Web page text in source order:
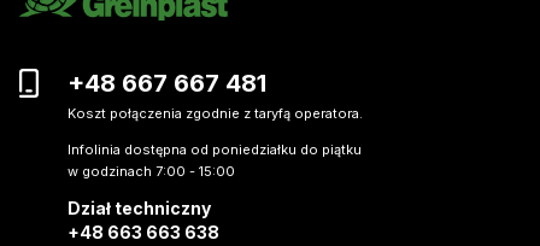
+48 667 667 481
Koszt połączenia zgodnie z taryfą operatora.
Infolinia dostępna od poniedziałku do piątku
w godzinach 7:00 - 15:00
Dział techniczny
+48 663 663 638